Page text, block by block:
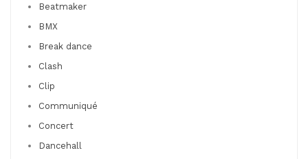
Beatmaker
BMX
Break dance
Clash
Clip
Communiqué
Concert
Dancehall